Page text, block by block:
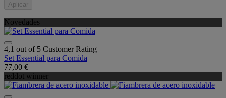
Aplicar
Novedades
4,1 out of 5 Customer Rating
Set Essential para Comida
77,00 €
reddot winner